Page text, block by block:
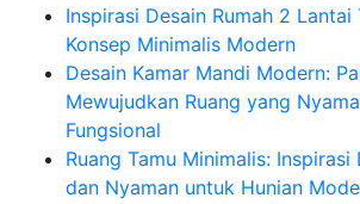
Inspirasi Desain Rumah 2
Konsep Minimalis Modern
Desain Kamar Mandi Modern:
Mewujudkan Ruang yang
Fungsional
Ruang Tamu Minimalis: Inspirasi
dan Nyaman untuk Hunian